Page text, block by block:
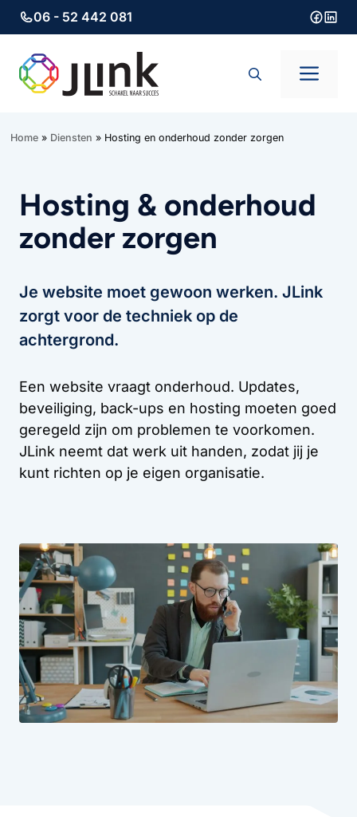
06 - 52 442 081
naar
Home» Diensten » Hosting en onderhoud zonder zorgen
Hosting & onderhoud
zonder zorgen
Je website moet gewoon werken. JLink
zorgt voor de techniek op de
achtergrond.
Een website vraagt onderhoud. Updates,
beveiliging, back-ups en hosting moeten goed
geregeld zijn om problemen te voorkomen.
JLink neemt dat werk uit handen, zodat jij je
kunt richten op je eigen organisatie.